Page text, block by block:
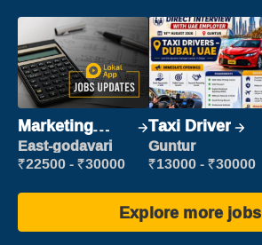
Marketing
Executive
East-godavari
₹22500 - ₹30000
Taxi Driver
Guntur
₹13000 - ₹30000
Explore more jobs